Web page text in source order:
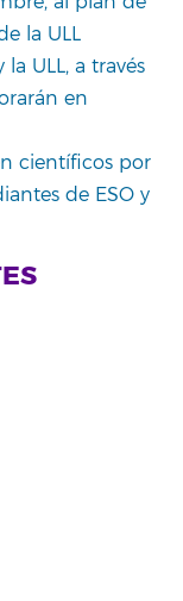
la ULL
ULL, a través
en
científicos por
de ESO y